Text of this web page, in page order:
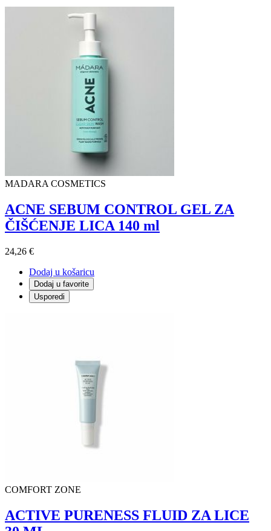
MADARA COSMETICS
ACNE SEBUM CONTROL GEL ZA
ČIŠĆENJE LICA 140 ml
24,26 €
Dodaj u košaricu
Dodaj u favorite
Usporedi
COMFORT ZONE
ACTIVE PURENESS FLUID ZA LICE